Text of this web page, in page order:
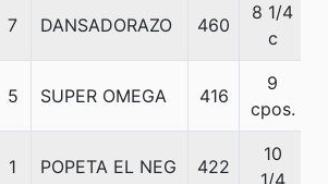
7 DANSADORAZO 460
8 1/4
c
5 SUPER OMEGA 416
9
cpos.
1 POPETA EL NEG 422
10
1/4